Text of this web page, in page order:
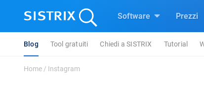
Software Prezzi
Blog Tool gratuiti Chiedi a SISTRIX Tutorial
Home / Instagram